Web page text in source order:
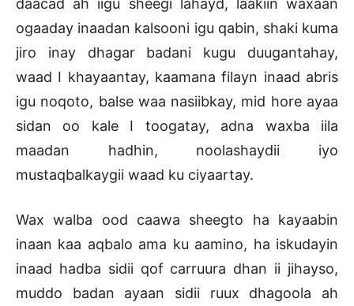
daacad ah iigu sheegi lahayd, laakiin waxaan
ogaaday inaadan kalsooni igu qabin, shaki kuma
jiro inay dhagar badani kugu duugantahay,
waad I khayaantay, kaamana filayn inaad abris
igu noqoto, balse waa nasiibkay, mid hore ayaa
sidan oo kale I toogatay, adna waxba iila
maadan hadhin, noolashaydii iyo
mustaqbalkaygii waad ku ciyaartay.
Wax walba ood caawa sheegto ha kayaabin
inaan kaa aqbalo ama ku aamino, ha iskudayin
inaad hadba sidii qof carruura dhan ii jihayso,
muddo badan ayaan sidii ruux dhagoola ah